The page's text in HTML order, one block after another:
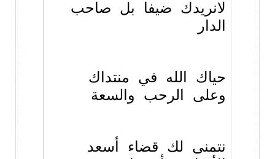
لانريدك ضيفا بل صاحب
الدار
حياك الله في منتداك
وعلى الرحب والسعة
نتمنى لك قضاء أسعد